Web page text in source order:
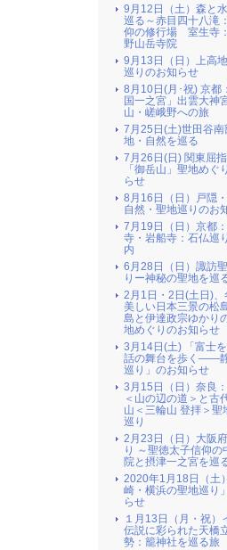
9月12日（土）森と
巡る～赤目四十八滝
仰の修行場 室生寺
野山岳寺院
9月13日（日）上高
巡りのお知らせ
8月10日(月･祝) 京都
国一之宮」出雲大神
山・嵯峨野への旅
7月25日(土)世田谷南
地・自然を巡る
7月26日(日) 関東屈
「御岳山」聖地めぐ
らせ
8月16日（日）戸隠
自然・聖地巡りのお
7月19日（日）京都
寺・岩船寺：石仏巡
内
6月28日（日）諏訪
りー神秘の聖地を巡
2月1日・2日(土日)、
美しい日本三景の松
島と伊達政宗ゆかり
地めぐりのお知らせ
3月14日(土) 「富士
話の舞台を歩く――
巡り」のお知らせ
3月15日（日）奈良
＜山の辺の道＞と古
山＜三輪山 登拝＞聖
巡り
2月23日（日）大阪
り ～聖徳太子信仰の
院と摂津一之宮を巡
2020年1月18日（土
崎・横浜の聖地巡り
らせ
１月13日（月・祝）
伝説に彩られた天橋
勢：籠神社を巡る旅